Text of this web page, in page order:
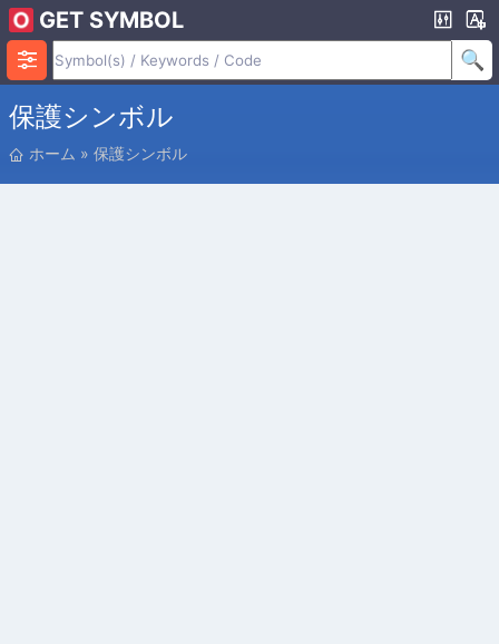
GET SYMBOL
保護シンボル
位
置
ホーム » 保護シンボル